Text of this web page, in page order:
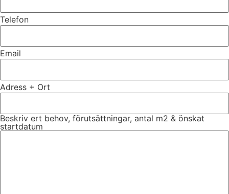
Telefon
Email
Adress + Ort
Beskriv ert behov, förutsättningar, antal m2 & önskat
startdatum